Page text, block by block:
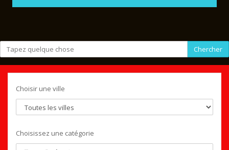
Chercher
Choisir une ville
Choisissez une catégorie